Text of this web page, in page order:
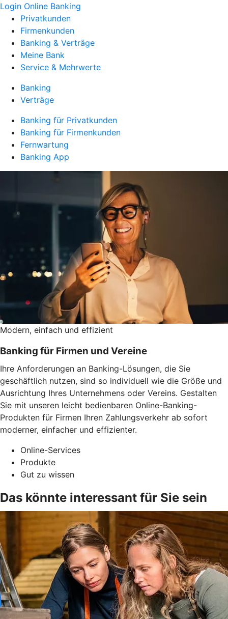
Login Online Banking
Privatkunden
Firmenkunden
Banking & Verträge
Meine Bank
Service & Mehrwerte
Banking
Verträge
Banking für Privatkunden
Banking für Firmenkunden
Fernwartung
Banking App
Modern, einfach und effizient
Banking für Firmen und Vereine
Ihre Anforderungen an Banking-Lösungen, die Sie
geschäftlich nutzen, sind so individuell wie die Größe und
Ausrichtung Ihres Unternehmens oder Vereins. Gestalten
Sie mit unseren leicht bedienbaren Online-Banking-
Produkten für Firmen Ihren Zahlungsverkehr ab sofort
moderner, einfacher und effizienter.
Online-Services
Produkte
Gut zu wissen
Das könnte interessant für Sie sein